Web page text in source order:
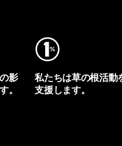
影
。
私たちは草の根活動
支援します。